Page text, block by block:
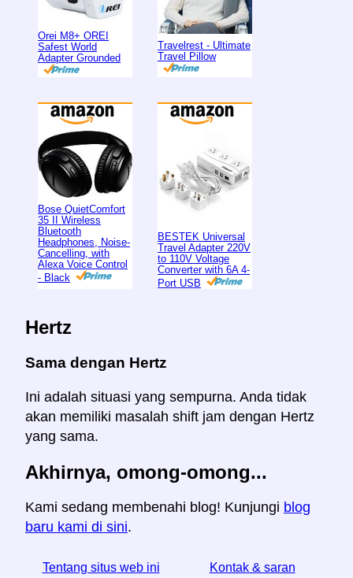
Orei M8+ OREI
Safest World
Adapter Grounded
Travelrest - Ultimate
Travel Pillow
Bose QuietComfort
35 II Wireless
Bluetooth
Headphones, Noise-
Cancelling, with
Alexa Voice Control
- Black
BESTEK Universal
Travel Adapter 220V
to 110V Voltage
Converter with 6A 4-
Port USB
Hertz
Sama dengan Hertz
Ini adalah situasi yang sempurna. Anda tidak
akan memiliki masalah shift jam dengan Hertz
yang sama.
Akhirnya, omong-omong...
Kami sedang membenahi blog! Kunjungi blog
baru kami di sini.
Tentang situs web ini Kontak & saran